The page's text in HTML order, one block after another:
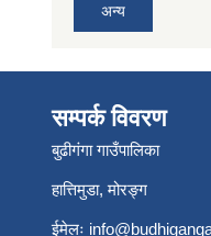
अन्य
सम्पर्क विवरण
बुढीगंगा गाउँपालिका
हात्तिमुडा, मोरङ्ग
ईमेलः